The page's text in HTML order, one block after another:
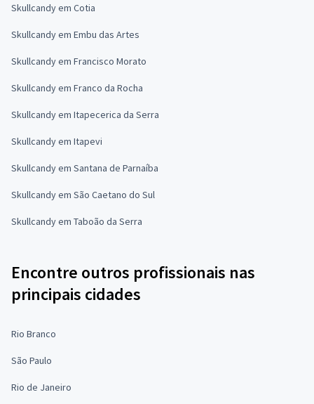
Skullcandy em Cotia
Skullcandy em Embu das Artes
Skullcandy em Francisco Morato
Skullcandy em Franco da Rocha
Skullcandy em Itapecerica da Serra
Skullcandy em Itapevi
Skullcandy em Santana de Parnaíba
Skullcandy em São Caetano do Sul
Skullcandy em Taboão da Serra
Encontre outros profissionais nas
principais cidades
Rio Branco
São Paulo
Rio de Janeiro